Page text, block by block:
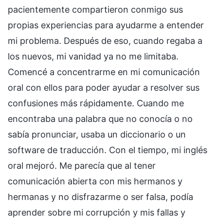
pacientemente compartieron conmigo sus
propias experiencias para ayudarme a entender
mi problema. Después de eso, cuando regaba a
los nuevos, mi vanidad ya no me limitaba.
Comencé a concentrarme en mi comunicación
oral con ellos para poder ayudar a resolver sus
confusiones más rápidamente. Cuando me
encontraba una palabra que no conocía o no
sabía pronunciar, usaba un diccionario o un
software de traducción. Con el tiempo, mi inglés
oral mejoró. Me parecía que al tener
comunicación abierta con mis hermanos y
hermanas y no disfrazarme o ser falsa, podía
aprender sobre mi corrupción y mis fallas y